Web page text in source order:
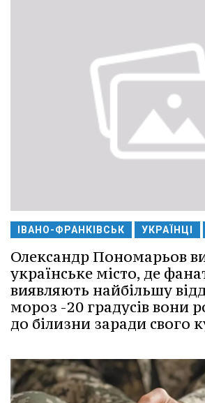
ІВАНО-ФРАНКІВСЬК УКРАЇНЦІ
Олександр Пономарьов
українське місто, де
виявляють найбільшу
мороз -20 градусів вони
до білизни заради свого